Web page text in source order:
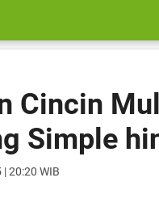
Cincin
Simple
20:20 WIB